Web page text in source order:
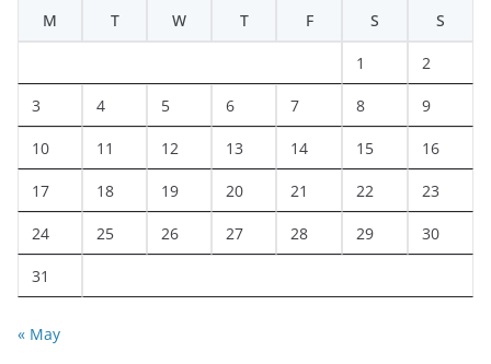
M
T W T F S S
1 2
3 4 5 6 7 8 9
10 11 12 13 14 15 16
17 18 19 20 21 22 23
24 25 26 27 28 29 30
31
« May